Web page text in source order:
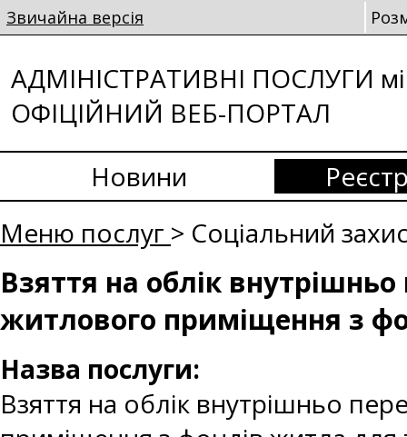
Звичайна версія
АДМІНІСТРАТИВНІ ПОСЛУГИ
ОФІЦІЙНИЙ ВЕБ-ПОРТАЛ
Новини
Меню послуг > Соціальний
Взяття на облік
житлового приміщення з
Назва послуги:
Взяття на облік внутрішньо